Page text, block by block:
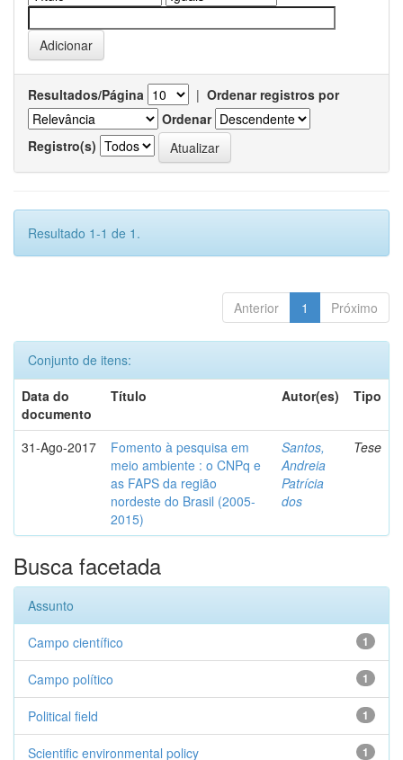
Resultados/Página | Ordenar registros por
Ordenar
Registro(s)
Resultado 1-1 de 1.
Anterior 1 Próximo
Conjunto de itens:
Data do
documento
Título Autor(es) Tipo
31-Ago-2017
Fomento à pesquisa em
meio ambiente : o CNPq e
as FAPS da região
nordeste do Brasil (2005-
2015)
Santos,
Andreia
Patrícia
dos
Tese
Busca facetada
Assunto
1
Campo científico
1
Campo político
1
Political field
1
Scientific environmental policy